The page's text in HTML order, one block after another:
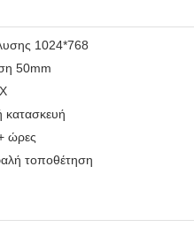
1024*768
50mm
κατασκευή
ώρες
τοποθέτηση